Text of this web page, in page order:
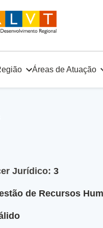
Áreas de Atuação
Jurídico: 3
de Recursos